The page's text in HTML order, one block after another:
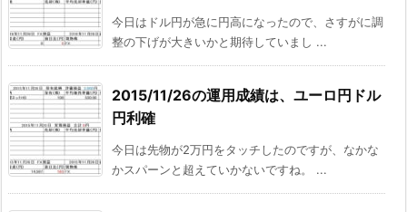
今日はドル円が急に円高になったので、さすがに調
整の下げが大きいかと期待していまし ...
2015/11/26の運用成績は、ユーロ円ドル
円利確
今日は先物が2万円をタッチしたのですが、なかな
かスパーンと超えていかないですね。 ...